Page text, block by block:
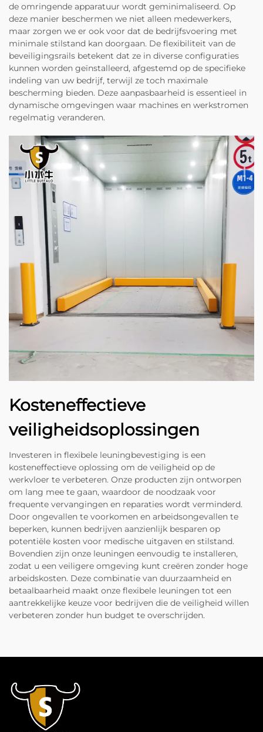
de omringende apparatuur wordt geminimaliseerd. Op
deze manier beschermen we niet alleen medewerkers,
maar zorgen we er ook voor dat de bedrijfsvoering met
minimale stilstand kan doorgaan. De flexibiliteit van de
beveiligingsrails betekent dat ze in diverse configuraties
kunnen worden geïnstalleerd, afgestemd op de specifieke
indeling van uw bedrijf, terwijl ze toch maximale
bescherming bieden. Deze aanpasbaarheid is essentieel in
dynamische omgevingen waar machines en werkstromen
regelmatig veranderen.
Kosteneffectieve
veiligheidsoplossingen
Investeren in flexibele leuningbevestiging is een
kosteneffectieve oplossing om de veiligheid op de
werkvloer te verbeteren. Onze producten zijn ontworpen
om lang mee te gaan, waardoor de noodzaak voor
frequente vervangingen en reparaties wordt verminderd.
Door ongevallen te voorkomen en arbeidsongevallen te
beperken, kunnen bedrijven aanzienlijk besparen op
potentiële kosten voor medische uitgaven en stilstand.
Bovendien zijn onze leuningen eenvoudig te installeren,
zodat u een veiligere omgeving kunt creëren zonder hoge
arbeidskosten. Deze combinatie van duurzaamheid en
betaalbaarheid maakt onze flexibele leuningen tot een
aantrekkelijke keuze voor bedrijven die de veiligheid willen
verbeteren zonder hun budget te overschrijden.